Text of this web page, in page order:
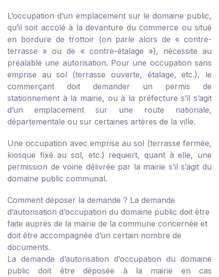
L’occupation d’un emplacement sur le domaine public,
qu’il soit accolé à la devanture du commerce ou situé
en bordure de trottoir (on parle alors de « contre-
terrasse » ou de « contre-étalage »), nécessite au
préalable une autorisation. Pour une occupation sans
emprise au sol (terrasse ouverte, étalage, etc.), le
commerçant doit demander un permis de
stationnement à la mairie, ou à la préfecture s’il s’agit
d’un emplacement sur une route nationale,
départementale ou sur certaines artères de la ville.
Une occupation avec emprise au sol (terrasse fermée,
kiosque fixé au sol, etc.) requiert, quant à elle, une
permission de voirie délivrée par la mairie s’il s’agit du
domaine public communal.
Comment déposer la demande ? La demande
d’autorisation d’occupation du domaine public doit être
faite auprès de la mairie de la commune concernée et
doit être accompagnée d’un certain nombre de
documents.
La demande d’autorisation d’occupation du domaine
public doit être déposée à la mairie en cas